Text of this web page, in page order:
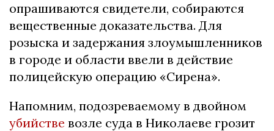
опрашиваются свидетели, собираются
вещественные доказательства. Для
розыска и задержания злоумышленников
в городе и области ввели в действие
полицейскую операцию «Сирена».
Напомним, подозреваемому в двойном
убийстве возле суда в Николаеве грозит